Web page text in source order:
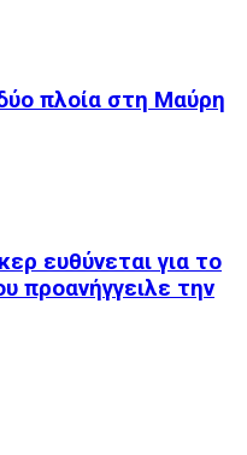
πλοία στη Μαύρη
ευθύνεται για το
προανήγγειλε την